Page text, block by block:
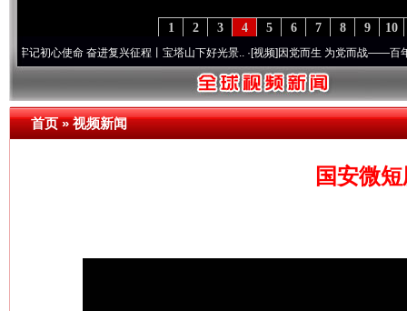
10
9
8
7
6
5
4
3
2
1
使命 奋进复兴征程丨宝塔山下好光景..·[视频]因党而生 为党而战——百年“纪”事⑧
首页»视频新闻
国安微